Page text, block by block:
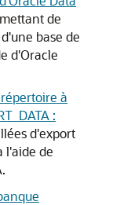
de
base de
d'Oracle
à
:
d'export
l'aide de
.